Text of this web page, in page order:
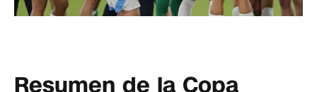
Resumen de la Copa